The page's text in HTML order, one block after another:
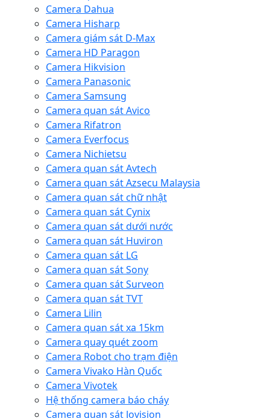
Camera Dahua
Camera Hisharp
Camera giám sát D-Max
Camera HD Paragon
Camera Hikvision
Camera Panasonic
Camera Samsung
Camera quan sát Avico
Camera Rifatron
Camera Everfocus
Camera Nichietsu
Camera quan sát Avtech
Camera quan sát Azsecu Malaysia
Camera quan sát chữ nhật
Camera quan sát Cynix
Camera quan sát dưới nước
Camera quan sát Huviron
Camera quan sát LG
Camera quan sát Sony
Camera quan sát Surveon
Camera quan sát TVT
Camera Lilin
Camera quan sát xa 15km
Camera quay quét zoom
Camera Robot cho trạm điện
Camera Vivako Hàn Quốc
Camera Vivotek
Hệ thống camera báo cháy
Camera quan sát Jovision